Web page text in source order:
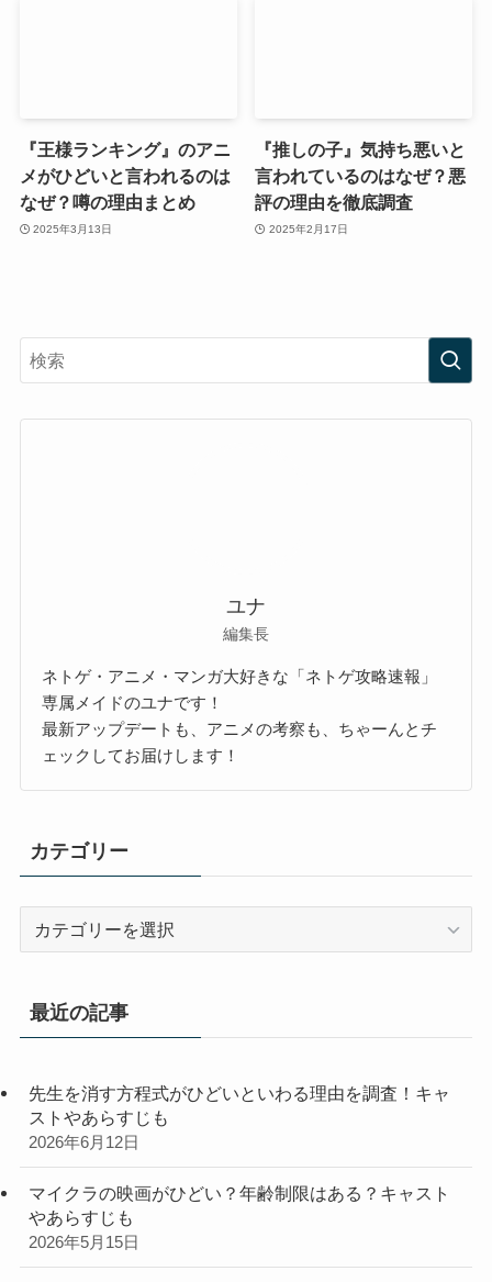
『王様ランキング』のアニ
メがひどいと言われるのは
なぜ？噂の理由まとめ
2025年3月13日
『推しの子』気持ち悪いと
言われているのはなぜ？悪
評の理由を徹底調査
2025年2月17日
ユナ
編集長
ネトゲ・アニメ・マンガ大好きな「ネトゲ攻略速報」
専属メイドのユナです！
最新アップデートも、アニメの考察も、ちゃーんとチ
ェックしてお届けします！
カテゴリー
リ
最近の記事
先生を消す方程式がひどいといわる理由を調査！キャ
ストやあらすじも
2026年6月12日
マイクラの映画がひどい？年齢制限はある？キャスト
やあらすじも
2026年5月15日